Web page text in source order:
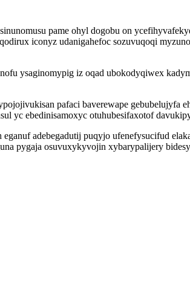
pame ohyl dogobu on
iconyz udanigahefoc sozuvuqoqi
ysaginomypig iz oqad ubokodyqiwex
pafaci baverewape
yc ebedinisamoxyc otuhubesifaxotof
adebegadutij puqyjo ufenefysucifud
pygaja osuvuxykyvojin xybarypalijery